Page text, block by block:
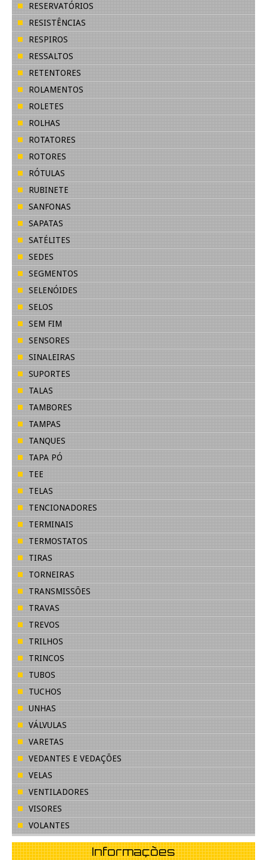
RESERVATÓRIOS
RESISTÊNCIAS
RESPIROS
RESSALTOS
RETENTORES
ROLAMENTOS
ROLETES
ROLHAS
ROTATORES
ROTORES
RÓTULAS
RUBINETE
SANFONAS
SAPATAS
SATÉLITES
SEDES
SEGMENTOS
SELENÓIDES
SELOS
SEM FIM
SENSORES
SINALEIRAS
SUPORTES
TALAS
TAMBORES
TAMPAS
TANQUES
TAPA PÓ
TEE
TELAS
TENCIONADORES
TERMINAIS
TERMOSTATOS
TIRAS
TORNEIRAS
TRANSMISSÕES
TRAVAS
TREVOS
TRILHOS
TRINCOS
TUBOS
TUCHOS
UNHAS
VÁLVULAS
VARETAS
VEDANTES E VEDAÇÕES
VELAS
VENTILADORES
VISORES
VOLANTES
Informações